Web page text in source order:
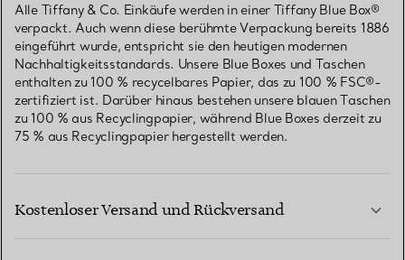
Alle Tiffany & Co. Einkäufe werden in einer Tiffany Blue Box®
verpackt. Auch wenn diese berühmte Verpackung bereits 1886
eingeführt wurde, entspricht sie den heutigen modernen
Nachhaltigkeitsstandards. Unsere Blue Boxes und Taschen
enthalten zu 100 % recycelbares Papier, das zu 100 % FSC®-
zertifiziert ist. Darüber hinaus bestehen unsere blauen Taschen
zu 100 % aus Recyclingpapier, während Blue Boxes derzeit zu
75 % aus Recyclingpapier hergestellt werden.
Kostenloser Versand und Rückversand